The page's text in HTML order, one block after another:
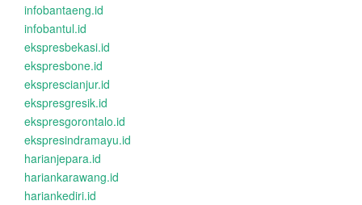
infobantaeng.id
infobantul.id
ekspresbekasi.id
ekspresbone.id
eksprescianjur.id
ekspresgresik.id
ekspresgorontalo.id
ekspresindramayu.id
harianjepara.id
hariankarawang.id
hariankediri.id